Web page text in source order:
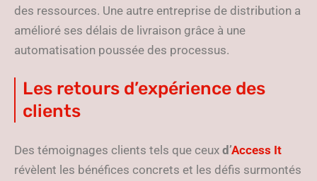
des ressources. Une autre entreprise de distribution a
amélioré ses délais de livraison grâce à une
automatisation poussée des processus.
Les retours d’expérience des
clients
Des témoignages clients tels que ceux d’Access It
révèlent les bénéfices concrets et les défis surmontés